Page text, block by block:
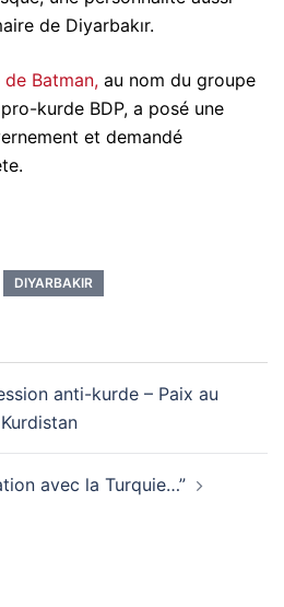
de Diyarbakır.
Batman, au nom du groupe
kurde BDP, a posé une
et demandé
DIYARBAKIR
anti-kurde – Paix au
Kurdistan
avec la Turquie…”